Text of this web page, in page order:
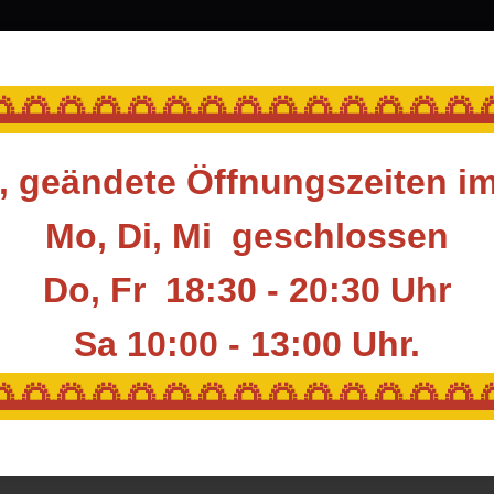
geändete Öffnungszeiten
Mo, Di, Mi geschlossen
Do, Fr 18:30 - 20:30 Uhr
Sa 10:00 - 13:00 Uhr.
Artikelnummer:WNS-DMP-SL
GTIN: 846000001
HAN: 846000001